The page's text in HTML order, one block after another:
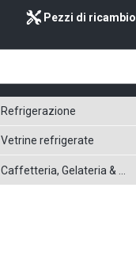
Pezzi di ricambio
Refrigerazione
Vetrine refrigerate